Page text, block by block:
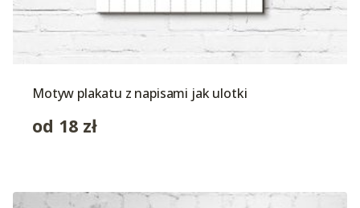
Motyw plakatu z napisami jak ulotki
od 18 zł